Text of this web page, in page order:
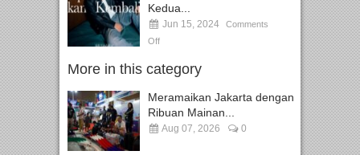
Kedua...
Jun 15, 2024
Comments
Off
More in this category
Meramaikan Jakarta dengan
Ribuan Mainan...
Aug 07, 2026 0